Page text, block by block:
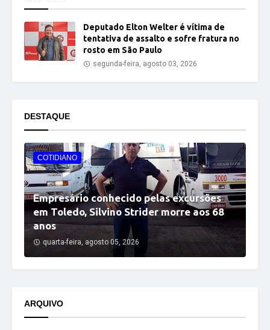
Deputado Elton Welter é vítima de
tentativa de assalto e sofre fratura no
rosto em São Paulo
segunda-feira, agosto 03, 2026
DESTAQUE
COTIDIANO
Empresário conhecido pelas excursões
em Toledo, Silvino Strider morre aos 68
anos
quarta-feira, agosto 05, 2026
ARQUIVO